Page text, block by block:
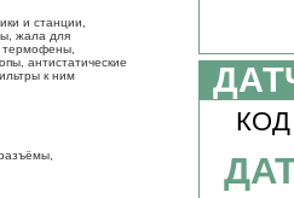
и станции,
жала для
термофены,
антистатические
к ним
КОД